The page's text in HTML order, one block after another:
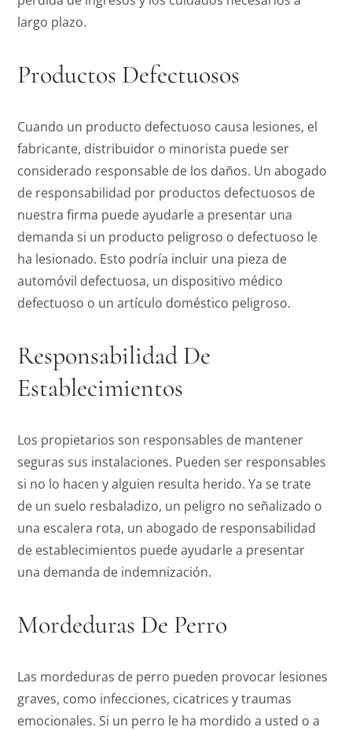
largo plazo.
Productos Defectuosos
Cuando un producto defectuoso causa lesiones, el
fabricante, distribuidor o minorista puede ser
considerado responsable de los daños. Un abogado
de responsabilidad por productos defectuosos de
nuestra firma puede ayudarle a presentar una
demanda si un producto peligroso o defectuoso le
ha lesionado. Esto podría incluir una pieza de
automóvil defectuosa, un dispositivo médico
defectuoso o un artículo doméstico peligroso.
Responsabilidad De
Establecimientos
Los propietarios son responsables de mantener
seguras sus instalaciones. Pueden ser responsables
si no lo hacen y alguien resulta herido. Ya se trate
de un suelo resbaladizo, un peligro no señalizado o
una escalera rota, un abogado de responsabilidad
de establecimientos puede ayudarle a presentar
una demanda de indemnización.
Mordeduras De Perro
Las mordeduras de perro pueden provocar lesiones
graves, como infecciones, cicatrices y traumas
emocionales. Si un perro le ha mordido a usted o a